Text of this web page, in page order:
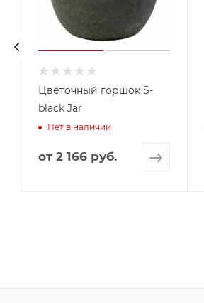
Цветочный горшок S-
black Jar
Нет в наличии
от 2 166 руб.